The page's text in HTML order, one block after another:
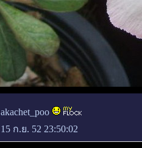
akachet_poo
15 ก.ย. 52 23:50:02